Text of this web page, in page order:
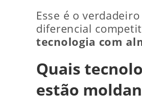
Esse é o verdadeiro
diferencial
tecnologia com
Quais
estão